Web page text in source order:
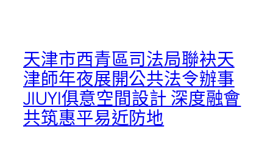
天津市西青區司法局聯袂天
津師年夜展開公共法令辦事
JIUYI俱意空間設計 深度融會
共筑惠平易近防地